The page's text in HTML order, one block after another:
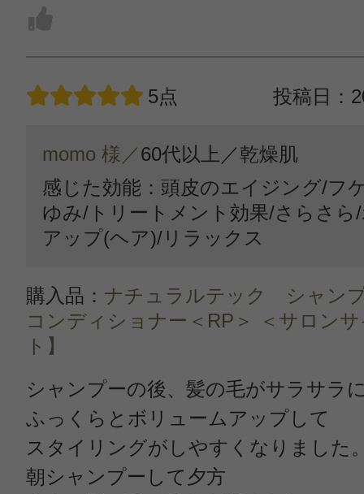
5点 投稿日：
momo 様／60代以上／乾燥肌
感じた効能：頭皮のエイジング/フ
ゆみ/トリートメント効果/さらさら
アップ(ヘア)/リラックス
購入品： ナチュラルテック シャン
コンディショナー＜RP＞ ＜サロン
ト】
シャンプーの後、髪の毛がサラサラ
ふっくらとボリュームアップして
スタイリングがしやすくなりました
朝シャンプーして夕方